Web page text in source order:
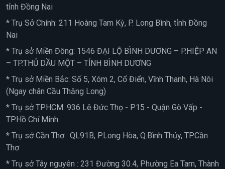
tỉnh Đồng Nai
* Trụ Sở Chính: 211 Hoàng Tam Kỳ, P. Long Bình, tỉnh Đồng
Nai
* Trụ sở Miền Đông: 1546 ĐẠI LỘ BÌNH DƯƠNG – P.HIỆP AN
– TP.THỦ DẦU MỘT – TỈNH BÌNH DƯƠNG
* Trụ sở Miền Bắc: Số 5, Xóm 2, Cổ Điển, Vĩnh Thanh, Hà Nôi
(Ngay chân Cầu Thăng Long)
* Trụ sở TPHCM: 936 Lê Đức Thọ - P15 - Quận Gò Vấp -
TP.Hồ Chí Minh
* Trụ sở Cần Thơ : QL91B, P.Long Hòa, Q.Bình Thủy, TP.Cần
Thơ
* Trụ sở Tây nguyên : 231 Đường 30.4, Phường Ea Tam, Thành